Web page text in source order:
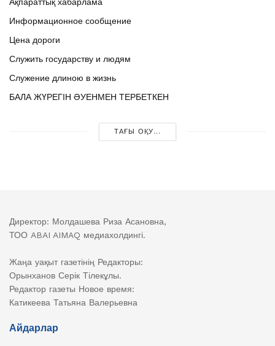
Информационное сообщение
Цена дороги
Служить государству и людям
Служение длиною в жизнь
БАЛА ЖҮРЕГІН ӘУЕНМЕН ТЕРБЕТКЕН
ТАҒЫ ОҚУ...
Директор: Молдашева Риза Асановна,
ТОО ABAI AIMAQ медиахолдингі.
Жаңа уақыт газетінің Редакторы:
Орынханов Серік Тілекұлы.
Редактор газеты Новое время:
Катикеева Татьяна Валерьевна
Айдарлар